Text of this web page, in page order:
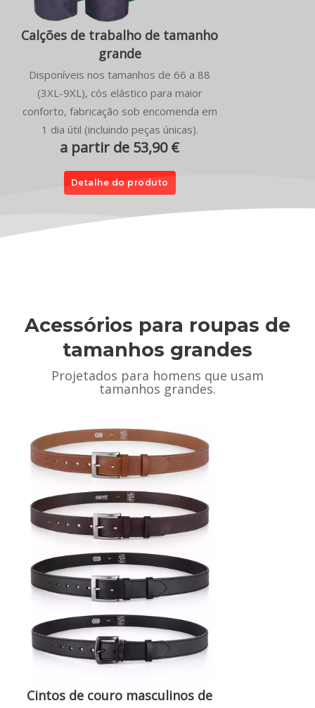
Calções de trabalho de tamanho
grande
Disponíveis nos tamanhos de 66 a 88
(3XL-9XL), cós elástico para maior
conforto, fabricação sob encomenda em
1 dia útil (incluindo peças únicas).
a partir de 53,90 €
Detalhe do produto
Acessórios para roupas de
tamanhos grandes
Projetados para homens que usam
tamanhos grandes.
Cintos de couro masculinos de